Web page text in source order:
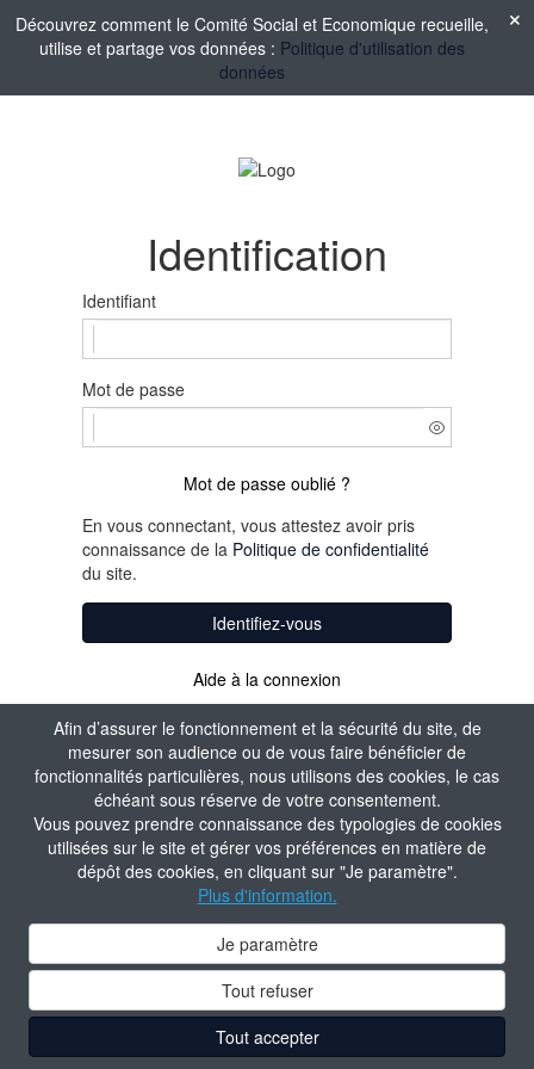
Afin d’assurer le fonctionnement et la sécurité du site, de
mesurer son audience ou de vous faire bénéficier de
fonctionnalités particulières, nous utilisons des cookies, le cas
échéant sous réserve de votre consentement.
Vous pouvez prendre connaissance des typologies de cookies
utilisées sur le site et gérer vos préférences en matière de
dépôt des cookies, en cliquant sur "Je paramètre".
Plus d'information.
Je paramètre
Tout refuser
Tout accepter
Découvrez comment le Comité Social et Economique recueille,
utilise et partage vos données : Politique d'utilisation des
données
Identification
Identifiant
Mot de passe
Mot de passe oublié ?
En vous connectant, vous attestez avoir pris
connaissance de la Politique de confidentialité
du site.
Identifiez-vous
Aide à la connexion